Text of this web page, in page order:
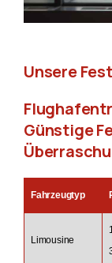
Unsere
Günstige
Fahrzeugtyp
Limousine